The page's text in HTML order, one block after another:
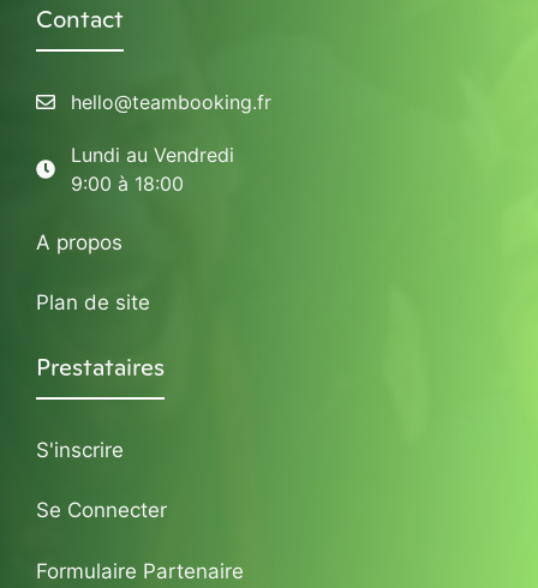
Contact
hello@teambooking.fr
Lundi au Vendredi
9:00 à 18:00
A propos
Plan de site
Prestataires
S'inscrire
Se Connecter
Formulaire Partenaire